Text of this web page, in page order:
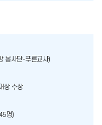
봉사단-푸른교사)
상 수상
명)